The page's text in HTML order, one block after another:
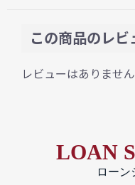
この商品のレビ
レビューはありません
LOAN
ローン